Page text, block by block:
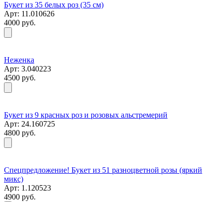
Букет из 35 белых роз (35 см)
Арт: 11.010626
4000 руб.
Неженка
Арт: 3.040223
4500 руб.
Букет из 9 красных роз и розовых альстремерий
Арт: 24.160725
4800 руб.
Спецпредложение! Букет из 51 разноцветной розы (яркий
микс)
Арт: 1.120523
4900 руб.